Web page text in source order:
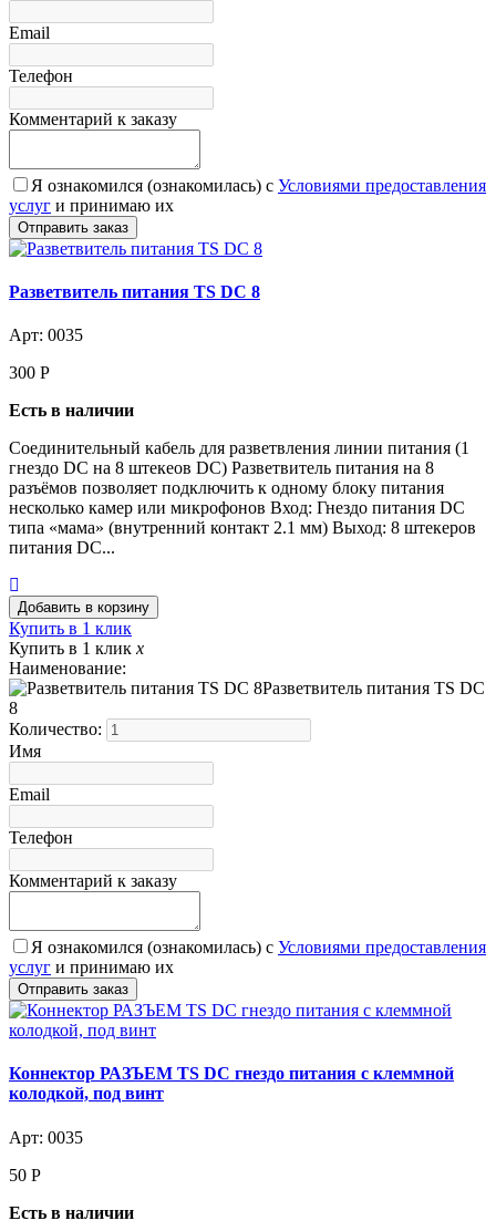
Email
Телефон
Комментарий к заказу
Я ознакомился (ознакомилась) с Условиями предоставления
услуг и принимаю их
Разветвитель питания TS DC 8
Арт: 0035
300 Р
Есть в наличии
Соединительный кабель для разветвления линии питания (1
гнездо DC на 8 штекеов DC) Разветвитель питания на 8
разъёмов позволяет подключить к одному блоку питания
несколько камер или микрофонов Вход: Гнездо питания DC
типа «мама» (внутренний контакт 2.1 мм) Выход: 8 штекеров
питания DC...
Купить в 1 клик
Купить в 1 клик x
Наименование:
Разветвитель питания TS DC
8
Количество:
Имя
Email
Телефон
Комментарий к заказу
Я ознакомился (ознакомилась) с Условиями предоставления
услуг и принимаю их
Коннектор РАЗЪЕМ TS DC гнездо питания с клеммной
колодкой, под винт
Арт: 0035
50 Р
Есть в наличии